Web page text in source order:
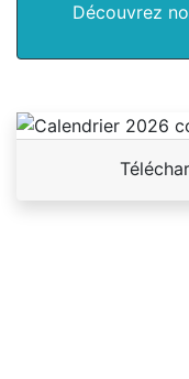
Découvrez